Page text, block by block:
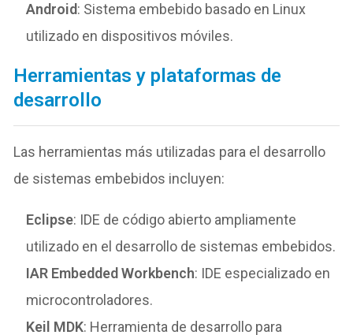
Android: Sistema embebido basado en Linux
utilizado en dispositivos móviles.
Herramientas y plataformas de
desarrollo
Las herramientas más utilizadas para el desarrollo
de sistemas embebidos incluyen:
Eclipse: IDE de código abierto ampliamente
utilizado en el desarrollo de sistemas embebidos.
IAR Embedded Workbench: IDE especializado en
microcontroladores.
Keil MDK: Herramienta de desarrollo para